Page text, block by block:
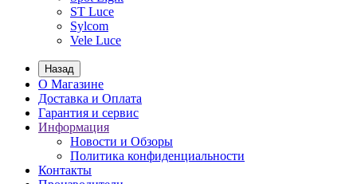
ST Luce
Sylcom
Vele Luce
Назад
О Магазине
Доставка и Оплата
Гарантия и сервис
Информация
Новости и Обзоры
Политика конфиденциальности
Контакты